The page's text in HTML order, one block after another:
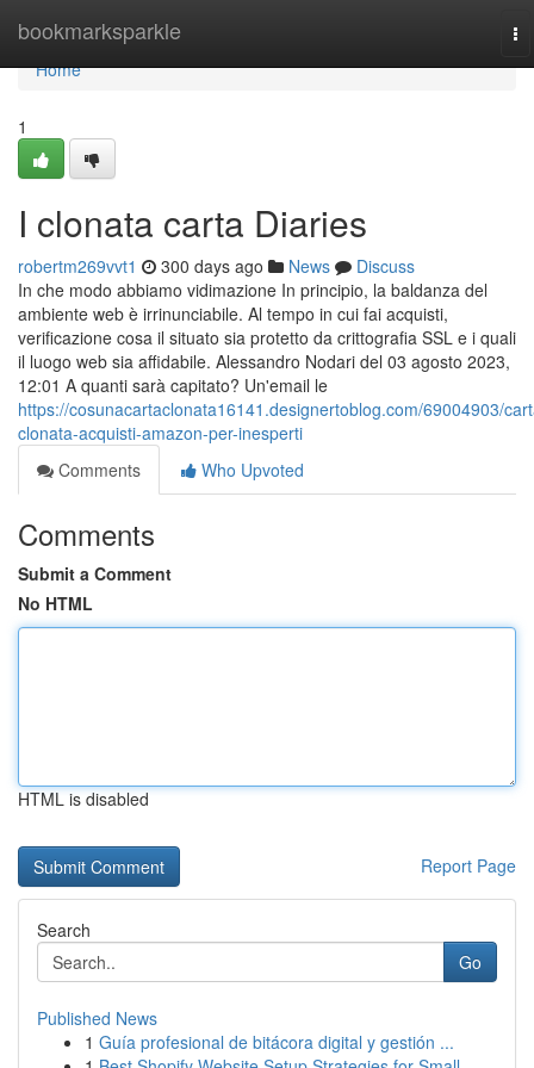
bookmarksparkle
Home
Home
1
I clonata carta Diaries
robertm269vvt1 300 days ago News
Discuss
In che modo abbiamo vidimazione In principio, la baldanza del
ambiente web è irrinunciabile. Al tempo in cui fai acquisti,
verificazione cosa il situato sia protetto da crittografia SSL e i quali
il luogo web sia affidabile. Alessandro Nodari del 03 agosto 2023,
12:01 A quanti sarà capitato? Un'email le
https://cosunacartaclonata16141.designertoblog.com/69004903/
clonata-acquisti-amazon-per-inesperti
Comments
Who Upvoted
Comments
Submit a Comment
No HTML
HTML is disabled
Report Page
Search
Go
Published News
1 Guía profesional de bitácora digital y gestión ...